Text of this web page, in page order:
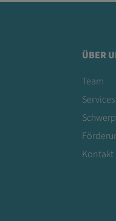
ÜBER
Team
Services
Kontakt